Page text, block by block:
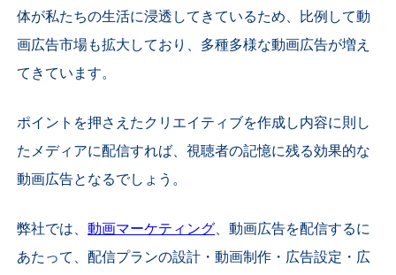
体が私たちの生活に浸透してきているため、比例して動
画広告市場も拡大しており、多種多様な動画広告が増え
てきています。
ポイントを押さえたクリエイティブを作成し内容に則し
たメディアに配信すれば、視聴者の記憶に残る効果的な
動画広告となるでしょう。
弊社では、動画マーケティング、動画広告を配信するに
あたって、配信プランの設計・動画制作・広告設定・広